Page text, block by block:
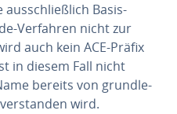
Basis-
Verfahren nicht zur
auch kein ACE-Präfix
in diesem Fall nicht
bereits von grund­le­
wird.